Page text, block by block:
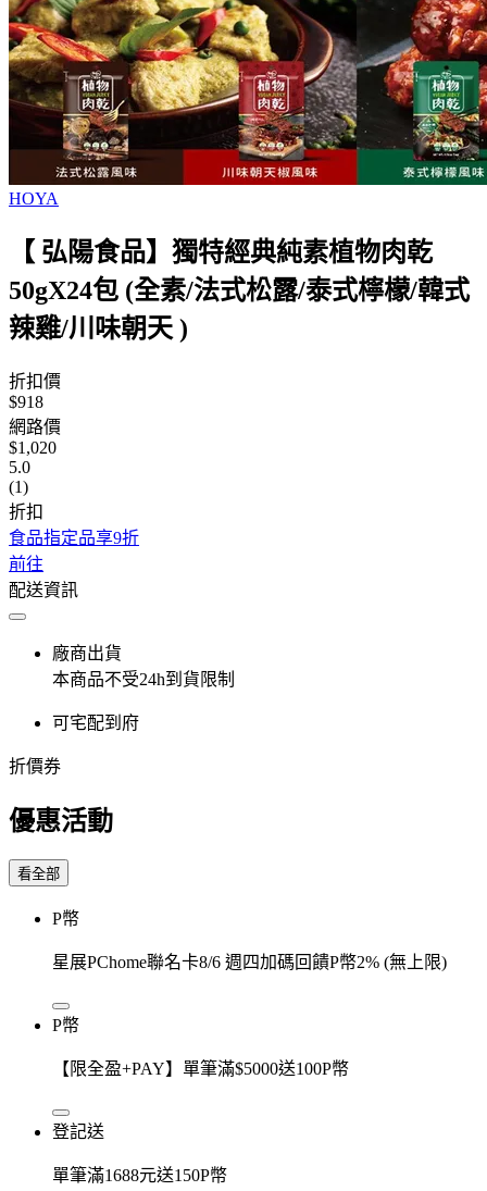
HOYA
【 弘陽食品】獨特經典純素植物肉乾
50gX24包 (全素/法式松露/泰式檸檬/韓式
辣雞/川味朝天 )
折扣價
$918
網路價
$1,020
5.0
(1)
折扣
食品指定品享9折
前往
配送資訊
廠商出貨
本商品不受24h到貨限制
可宅配到府
折價券
優惠活動
看全部
P幣
星展PChome聯名卡8/6 週四加碼回饋P幣2% (無上限)
P幣
【限全盈+PAY】單筆滿$5000送100P幣
登記送
單筆滿1688元送150P幣